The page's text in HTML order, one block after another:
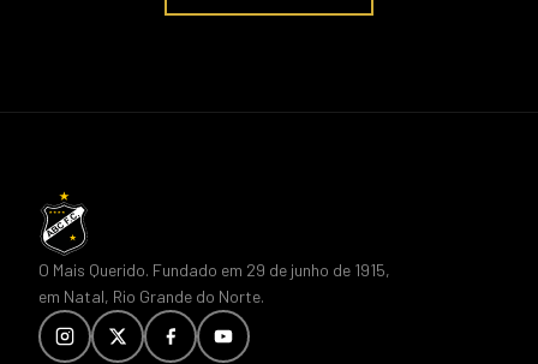
O Mais Querido. Fundado em 29 de junho de 1915,
em Natal, Rio Grande do Norte.